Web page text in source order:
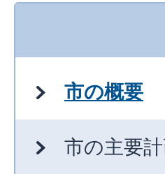
市の概要
市の主要